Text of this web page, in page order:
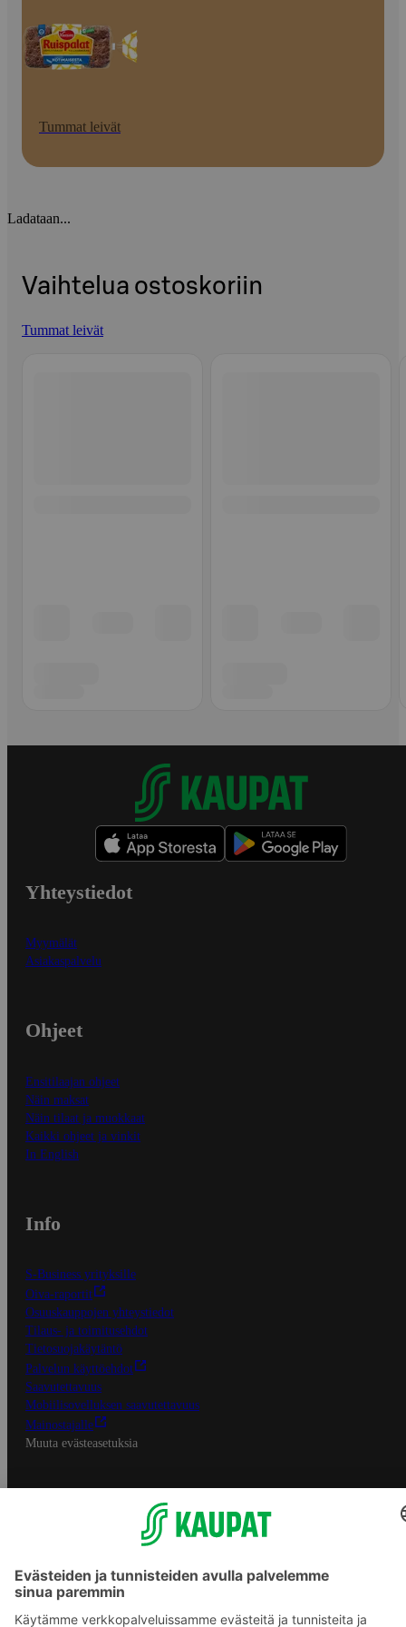
Tummat leivät
Ladataan...
Vaihtelua ostoskoriin
Tummat leivät
Yhteystiedot
Myymälät
Asiakaspalvelu
Ohjeet
Ensitilaajan ohjeet
Näin maksat
Näin tilaat ja muokkaat
Kaikki ohjeet ja vinkit
In English
Info
S-Business yrityksille
Oiva-raportit
Osuuskauppojen yhteystiedot
Tilaus- ja toimitusehdot
Tietosuojakäytäntö
Palvelun käyttöehdot
Saavutettavuus
Mobiilisovelluksen saavutettavuus
Mainostajalle
Muuta evästeasetuksia
S-ryhmän palvelut
Asiakasomistajuus
Yhteishyvä Ruoka -sovellus